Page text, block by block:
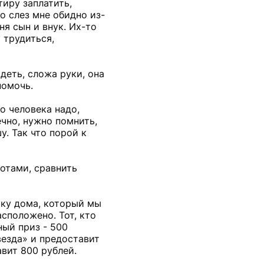
заплатить,
слез мне обидно из-
сын и внук. Их-то
сложа руки, она
человека надо,
нужно помнить,
Так что порой к
сравнить
дома, который мы
Тот, кто
приз - 500
и предоставит
800 рублей.